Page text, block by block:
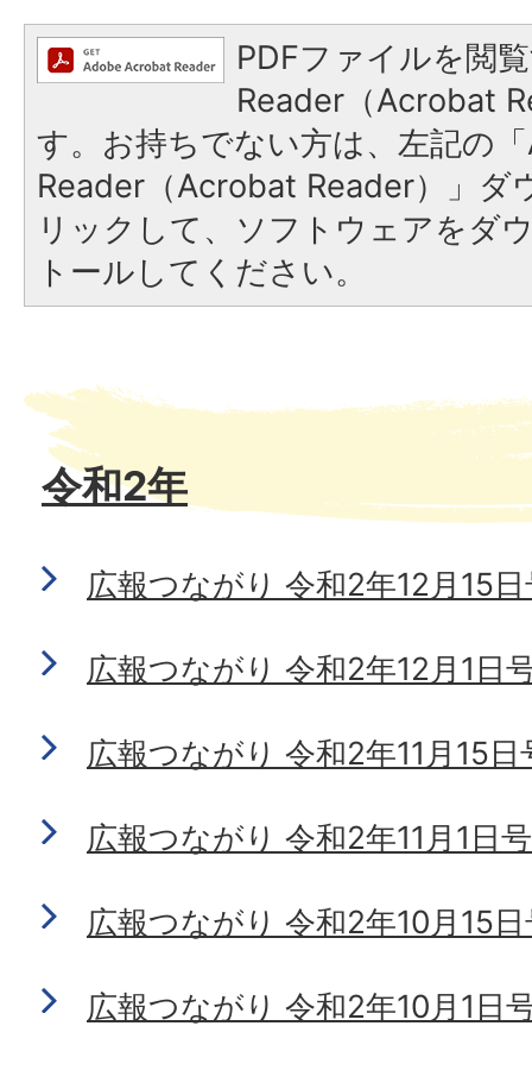
PDFファイルを閲
Reader（Acrobat
す。お持ちでない方は、左記の
Reader（Acrobat Reader）」ダ
リックして、ソフトウェアをダ
トールしてください。
令和2年
広報つながり 令和2年12月15
広報つながり 令和2年12月1日
広報つながり 令和2年11月15日
広報つながり 令和2年11月1日
広報つながり 令和2年10月15
広報つながり 令和2年10月1日